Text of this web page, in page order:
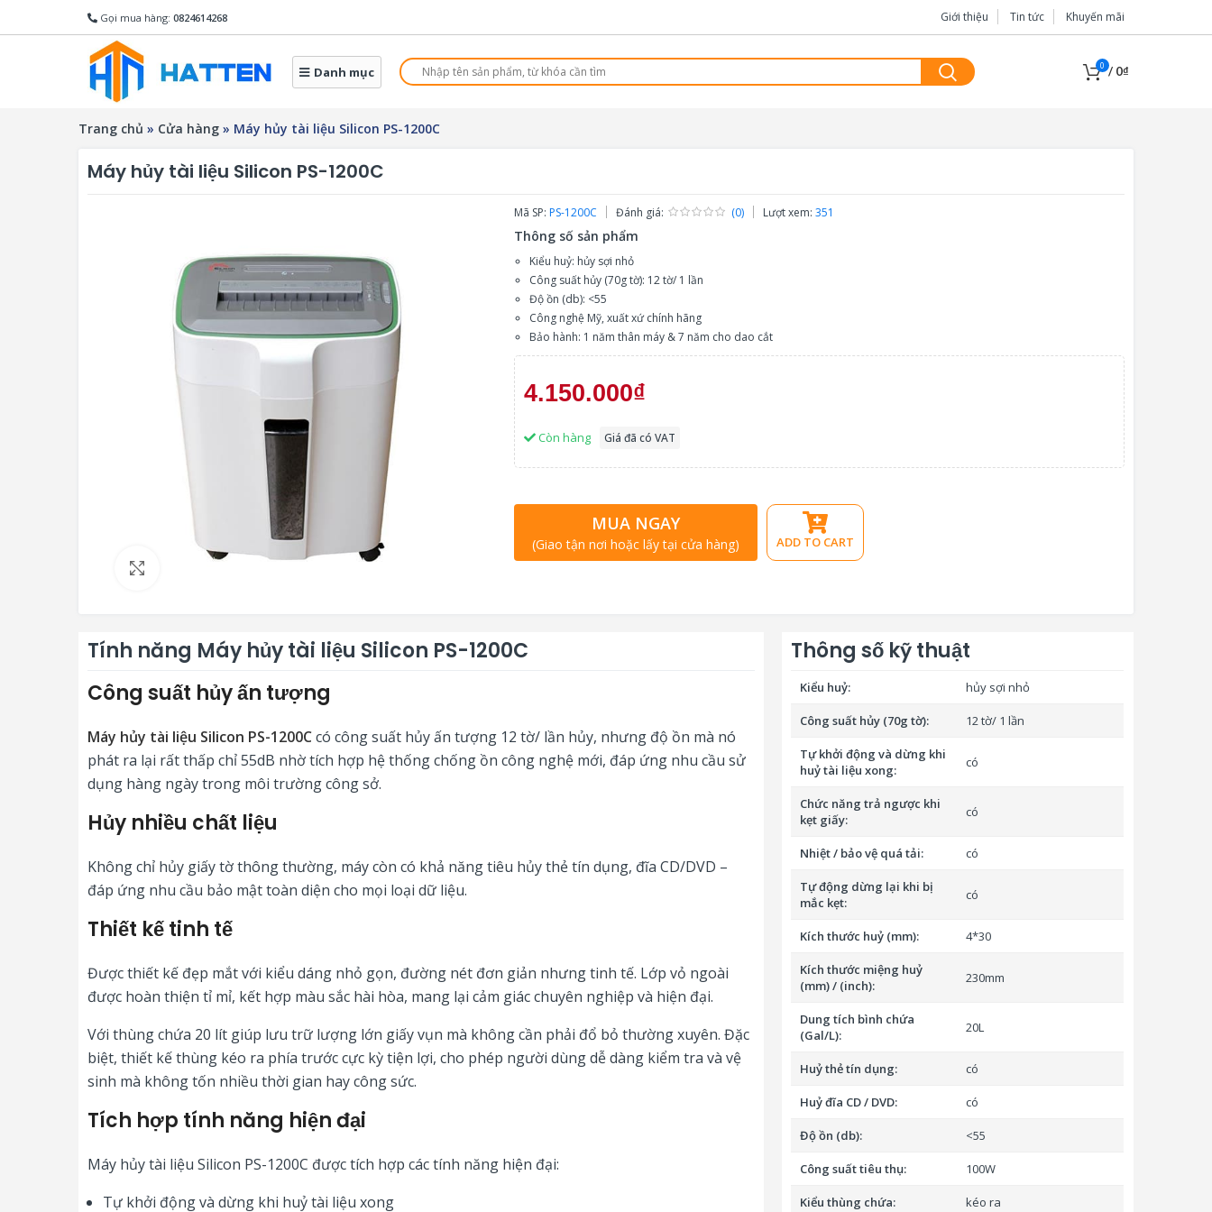
Gọi mua hàng: 0824614268 Giới thiệu Tin tức Khuyến mãi
Danh mục 0 / 0₫
Trang chủ » Cửa hàng » Máy hủy tài liệu Silicon PS-1200C
Máy hủy tài liệu Silicon PS-1200C
Mã SP: PS-1200C Đánh giá: (0) Lượt xem: 351
Thông số sản phẩm
Kiểu huỷ: hủy sợi nhỏ
Công suất hủy (70g tờ): 12 tờ/ 1 lần
Độ ồn (db): <55
Công nghệ Mỹ, xuất xứ chính hãng
Bảo hành: 1 năm thân máy & 7 năm cho dao cắt
4.150.000₫
Còn hàng Giá đã có VAT
MUA NGAY
(Giao tận nơi hoặc lấy tại cửa hàng) ADD TO CART
Tính năng Máy hủy tài liệu Silicon PS-1200C
Công suất hủy ấn tượng
Máy hủy tài liệu Silicon PS-1200Ccó công suất hủy ấn tượng 12 tờ/ lần hủy, nhưng độ ồn mà nó
phát ra lại rất thấp chỉ 55dB nhờ tích hợp hệ thống chống ồn công nghệ mới, đáp ứng nhu cầu sử
dụng hàng ngày trong môi trường công sở.
Hủy nhiều chất liệu
Không chỉ hủy giấy tờ thông thường, máy còn có khả năng tiêu hủy thẻ tín dụng, đĩa CD/DVD –
đáp ứng nhu cầu bảo mật toàn diện cho mọi loại dữ liệu.
Thiết kế tinh tế
Được thiết kế đẹp mắt với kiểu dáng nhỏ gọn, đường nét đơn giản nhưng tinh tế. Lớp vỏ ngoài
được hoàn thiện tỉ mỉ, kết hợp màu sắc hài hòa, mang lại cảm giác chuyên nghiệp và hiện đại.
Với thùng chứa 20 lít giúp lưu trữ lượng lớn giấy vụn mà không cần phải đổ bỏ thường xuyên. Đặc
biệt, thiết kế thùng kéo ra phía trước cực kỳ tiện lợi, cho phép người dùng dễ dàng kiểm tra và vệ
sinh mà không tốn nhiều thời gian hay công sức.
Tích hợp tính năng hiện đại
Máy hủy tài liệu Silicon PS-1200C được tích hợp các tính năng hiện đại:
Tự khởi động và dừng khi huỷ tài liệu xong
Thông số kỹ thuật
Kiểu huỷ: hủy sợi nhỏ
Công suất hủy (70g tờ): 12 tờ/ 1 lần
Tự khởi động và dừng khi
huỷ tài liệu xong:
có
Chức năng trả ngược khi
kẹt giấy:
có
Nhiệt / bảo vệ quá tải: có
Tự động dừng lại khi bị
mắc kẹt:
có
Kích thước huỷ (mm): 4*30
Kích thước miệng huỷ
(mm) / (inch):
230mm
Dung tích bình chứa
(Gal/L):
20L
Huỷ thẻ tín dụng: có
Huỷ đĩa CD / DVD: có
Độ ồn (db): <55
Công suất tiêu thụ: 100W
Kiểu thùng chứa: kéo ra